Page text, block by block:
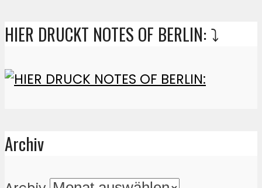
HIER DRUCKT NOTES OF BERLIN: ⤵️
Archiv